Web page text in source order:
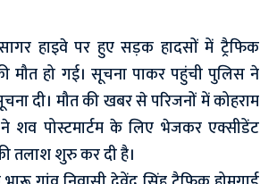
हाइवे पर हुए सड़क हादसों में ट्रैफिक
मौत हो गई। सूचना पाकर पहुंची पुलिस ने
दी। मौत की खबर से परिजनों में कोहराम
शव पोस्टमार्टम के लिए भेजकर एक्सीडेंट
तलाश शुरु कर दी है।